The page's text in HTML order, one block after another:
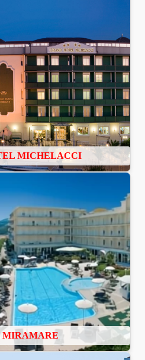
MICHELACCI
MIRAMARE